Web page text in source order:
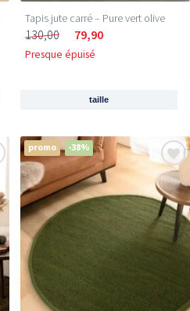
Tapis jute​ carré – Pure vert olive
130,00 79,90
Presque épuisé
taille
promo -38%